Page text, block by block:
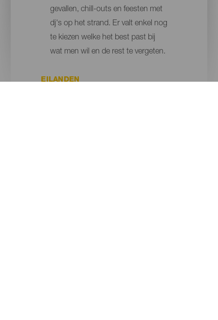
gevallen, chill-outs en feesten met
dj's op het strand. Er valt enkel nog
te kiezen welke het best past bij
wat men wil en de rest te vergeten.
EILANDEN